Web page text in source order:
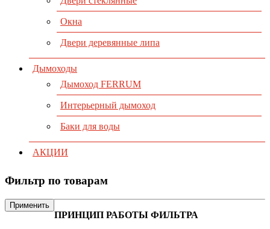
Окна
Двери деревянные липа
Дымоходы
Дымоход FERRUM
Интерьерный дымоход
Баки для воды
АКЦИИ
Фильтр по товарам
Применить
ПРИНЦИП РАБОТЫ ФИЛЬТРА